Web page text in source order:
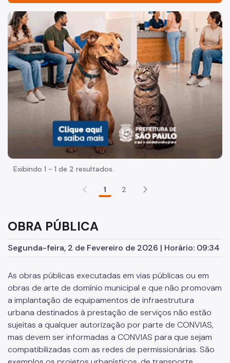
Organização
Quem somos
Histórico
Legislação
Obra Pública
Instruções e Procedimentos
Cadastramento da Permissionária
Programação Quadrimestral
Restituição da caução
Cadastramento de obra
Vista e cópia de processos
Downloads
Custas e Emolumentos
Comissão de Entendimentos com Concessionárias
Notícias
Imagem de um cachorro caramelo e uma gata rajada,
Exibindo 1 - 1 de 2 resultados.
1 2
OBRA PÚBLICA
Segunda-feira, 2 de Fevereiro de 2026 | Horário: 09:34
As obras públicas executadas em vias públicas ou em
obras de arte de domínio municipal e que não promovam
a implantação de equipamentos de infraestrutura
urbana destinados à prestação de serviços não estão
sujeitas a qualquer autorização por parte de CONVIAS,
mas devem ser informadas a CONVIAS para que sejam
compatibilizadas com as redes de permissionárias. São